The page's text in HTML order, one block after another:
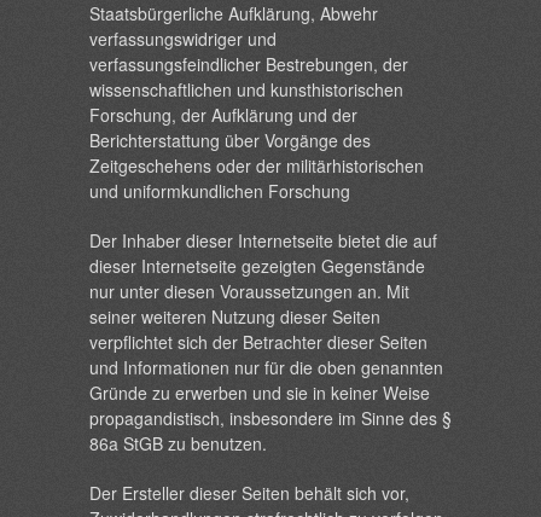
Staatsbürgerliche Aufklärung, Abwehr
verfassungswidriger und
verfassungsfeindlicher Bestrebungen, der
wissenschaftlichen und kunsthistorischen
Forschung, der Aufklärung und der
Berichterstattung über Vorgänge des
Zeitgeschehens oder der militärhistorischen
und uniformkundlichen Forschung
Der Inhaber dieser Internetseite bietet die auf
dieser Internetseite gezeigten Gegenstände
nur unter diesen Voraussetzungen an. Mit
seiner weiteren Nutzung dieser Seiten
verpflichtet sich der Betrachter dieser Seiten
und Informationen nur für die oben genannten
Gründe zu erwerben und sie in keiner Weise
propagandistisch, insbesondere im Sinne des §
86a StGB zu benutzen.
Der Ersteller dieser Seiten behält sich vor,